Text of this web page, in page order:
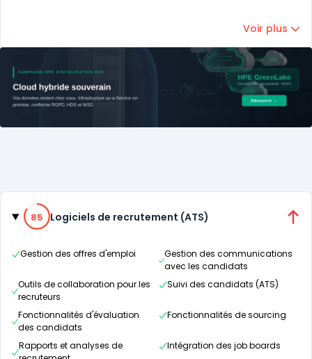
Voir plus
Catégories
85% de compatibilité
85 Logiciels de recrutement (ATS)
Gestion des offres d'emploi
Gestion des communications
avec les candidats
Outils de collaboration pour les
recruteurs
Suivi des candidats (ATS)
Fonctionnalités d'évaluation
des candidats
Fonctionnalités de sourcing
Rapports et analyses de
Intégration des job boards